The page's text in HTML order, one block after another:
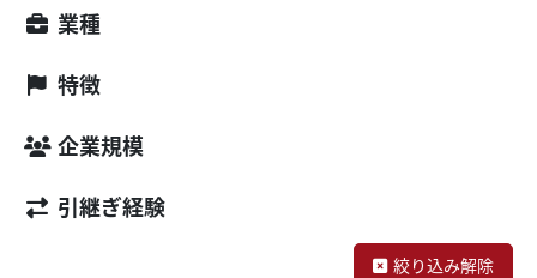
業種
特徴
企業規模
引継ぎ経験
絞り込み解除